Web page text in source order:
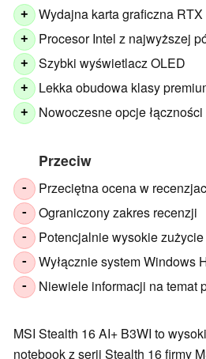
+ Wydajna karta graficzna RTX
+ Procesor Intel z najwyższej
+ Szybki wyświetlacz OLED
+ Lekka obudowa klasy
+ Nowoczesne opcje łączności
Przeciw
- Przeciętna ocena w
- Ograniczony zakres recenzji
- Potencjalnie wysokie
- Wyłącznie system Windows
- Niewiele informacji na temat
MSI Stealth 16 AI+ B3WI to
notebook z serii Stealth 16 firmy